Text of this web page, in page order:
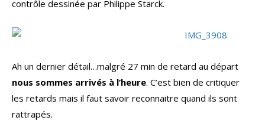
contrôle dessinée par Philippe Starck.
Ah un dernier détail…malgré 27 min de retard au départ
nous sommes arrivés à l’heure. C’est bien de critiquer
les retards mais il faut savoir reconnaitre quand ils sont
rattrapés.